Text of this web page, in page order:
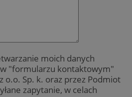
moich danych
"formularzu kontaktowym"
o.o. Sp. k. oraz przez Podmiot
zapytanie, w celach